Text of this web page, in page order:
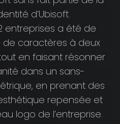
d’Ubisoft.
entreprises a été de
de caractères à deux
en faisant résonner
dans un sans-
en prenant des
repensée et
logo de l’entreprise.